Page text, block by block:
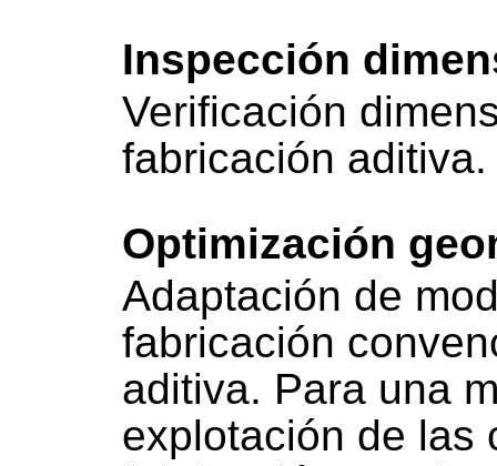
Inspección
Verificación
fabricación aditiva.
Optimización
Adaptación de
fabricación
aditiva. Para una
explotación de las